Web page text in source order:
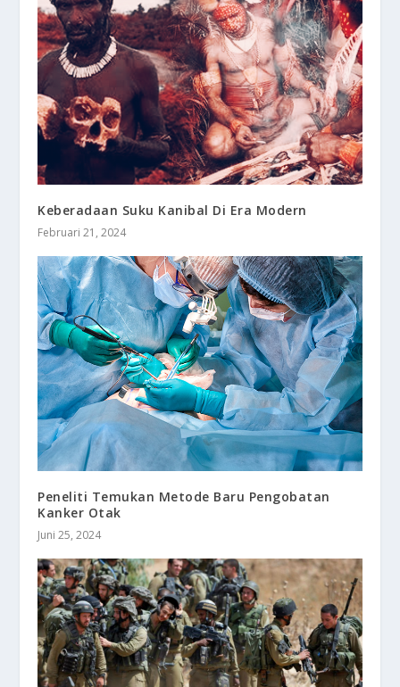
Keberadaan Suku Kanibal Di Era Modern
Februari 21, 2024
Peneliti Temukan Metode Baru Pengobatan
Kanker Otak
Juni 25, 2024